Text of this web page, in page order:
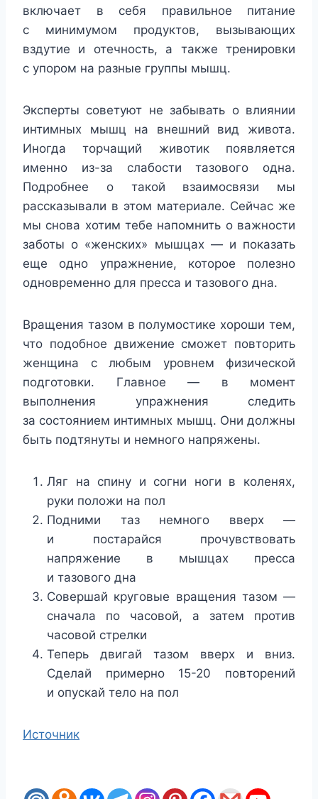
включает в себя правильное питание
с минимумом продуктов, вызывающих
вздутие и отечность, а также тренировки
с упором на разные группы мышц.
Эксперты советуют не забывать о влиянии
интимных мышц на внешний вид живота.
Иногда торчащий животик появляется
именно из-за слабости тазового одна.
Подробнее о такой взаимосвязи мы
рассказывали в этом материале. Сейчас же
мы снова хотим тебе напомнить о важности
заботы о «женских» мышцах — и показать
еще одно упражнение, которое полезно
одновременно для пресса и тазового дна.
Вращения тазом в полумостике хороши тем,
что подобное движение сможет повторить
женщина с любым уровнем физической
подготовки. Главное — в момент
выполнения упражнения следить
за состоянием интимных мышц. Они должны
быть подтянуты и немного напряжены.
Ляг на спину и согни ноги в коленях,
руки положи на пол
Подними таз немного вверх —
и постарайся прочувствовать
напряжение в мышцах пресса
и тазового дна
Совершай круговые вращения тазом —
сначала по часовой, а затем против
часовой стрелки
Теперь двигай тазом вверх и вниз.
Сделай примерно 15-20 повторений
и опускай тело на пол
Источник